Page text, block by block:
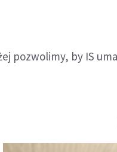
pozwolimy, by IS